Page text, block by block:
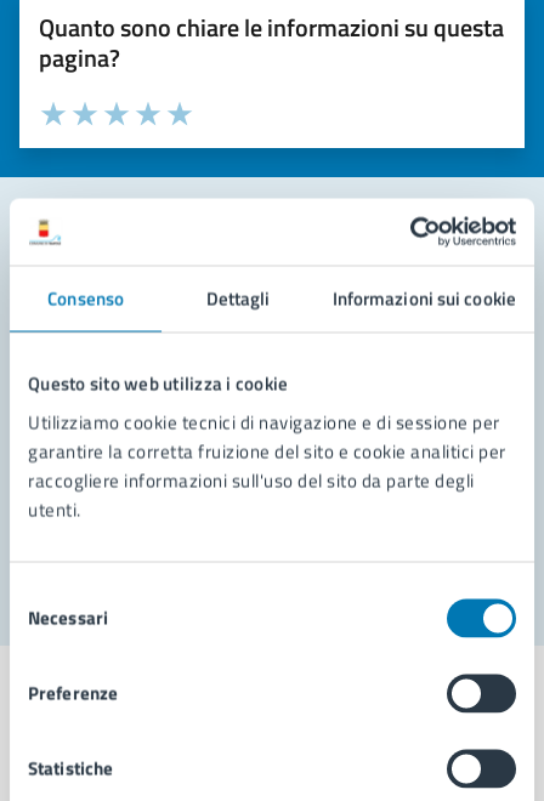
Consenso Dettagli Informazioni sui cookie
Questo sito web utilizza i cookie
Utilizziamo cookie tecnici di navigazione e di sessione per
garantire la corretta fruizione del sito e cookie analitici per
raccogliere informazioni sull'uso del sito da parte degli
utenti.
delNecessari
Preferenze
Statistiche
Quanto sono chiare le informazioni su questa
pagina?
Valuta la chiarezza delle informazioni (da 1 a 5 stelle)
Seleziona il numero di stelle per valutare la chiarezza delle
Valuta 5 stelle su 5
Valuta 4 stelle su 5
Valuta 3 stelle su 5
Valuta 2 stelle su 5
Valuta 1 stelle su 5
Leggi le domande frequenti
Richiedi assistenza
Prenota appuntamento
Problemi in città
Comune di Napoli